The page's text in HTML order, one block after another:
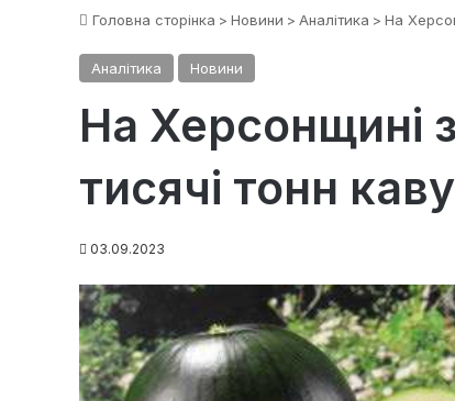
Головна сторінка > Новини > Аналітика > На
Аналітика Новини
На Херсонщині
тисячі тонн
03.09.2023